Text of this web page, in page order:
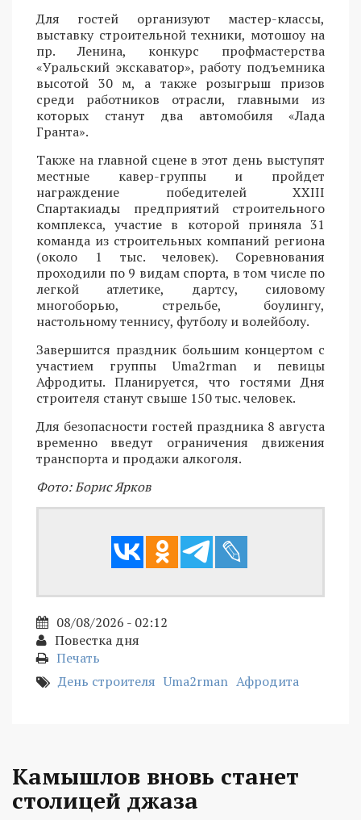
Для гостей организуют мастер-классы,
выставку строительной техники, мотошоу на
пр. Ленина, конкурс профмастерства
«Уральский экскаватор», работу подъемника
высотой 30 м, а также розыгрыш призов
среди работников отрасли, главными из
которых станут два автомобиля «Лада
Гранта».
Также на главной сцене в этот день выступят
местные кавер-группы и пройдет
награждение победителей XXIII
Спартакиады предприятий строительного
комплекса, участие в которой приняла 31
команда из строительных компаний региона
(около 1 тыс. человек). Соревнования
проходили по 9 видам спорта, в том числе по
легкой атлетике, дартсу, силовому
многоборью, стрельбе, боулингу,
настольному теннису, футболу и волейболу.
Завершится праздник большим концертом с
участием группы Uma2rman и певицы
Афродиты. Планируется, что гостями Дня
строителя станут свыше 150 тыс. человек.
Для безопасности гостей праздника 8 августа
временно введут ограничения движения
транспорта и продажи алкоголя.
Фото: Борис Ярков
08/08/2026 - 02:12
Повестка дня
Печать
День строителя Uma2rman Афродита
Камышлов вновь станет
столицей джаза